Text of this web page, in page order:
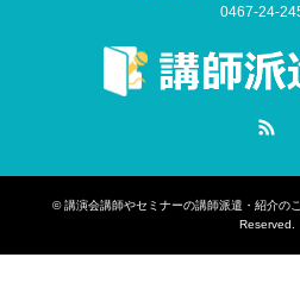
0467-24-
©講演会講師やセミナーの講師派遣・紹介の
Reserved.